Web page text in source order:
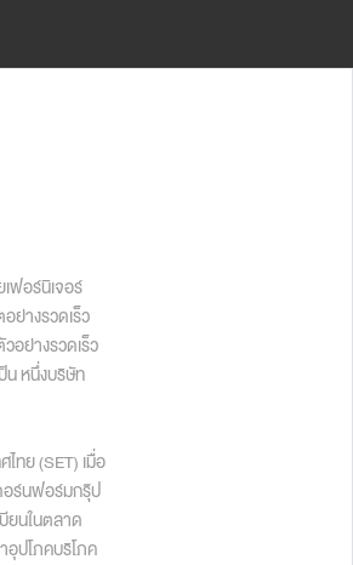
ฟอร์นิเจอร์
ย่างรวดเร็ว
อย่างรวดเร็ว
น หนึ่งบริษัท
ทย (SET) เมื่อ
อร์นฟอร์มกรุ๊ป
ยนในตลาด
อุปโภคบริโภค